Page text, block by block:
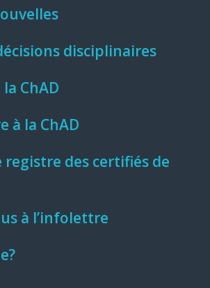
disciplinaires
ChAD
à la ChAD
registre des certifiés de
à l’infolettre